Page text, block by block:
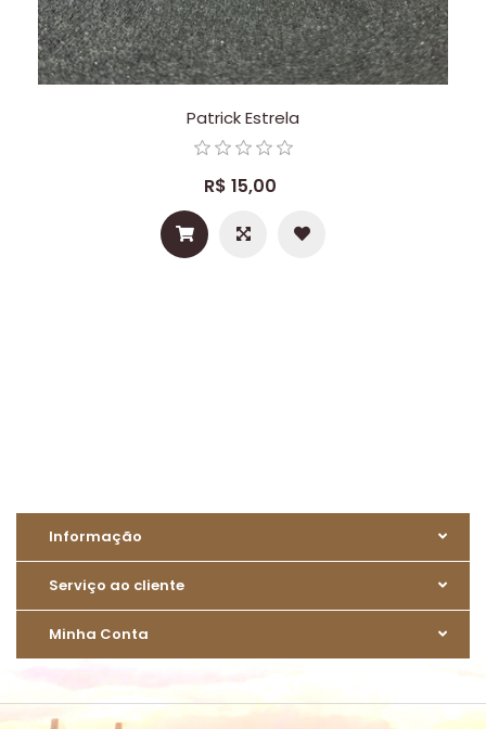
Patrick Estrela
R$ 15,00
Informação
Serviço ao cliente
Minha Conta